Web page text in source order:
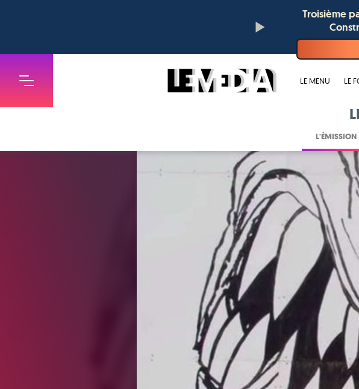
Troisième
LE MENU LE
L'ÉMISSION